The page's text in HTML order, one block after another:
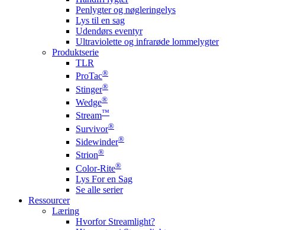
Penlygter og nøgleringelys
Lys til en sag
Udendørs eventyr
Ultraviolette og infrarøde lommelygter
Produktserie
TLR
ProTac®
Stinger®
Wedge®
Stream™
Survivor®
Sidewinder®
Strion®
Color-Rite®
Lys For en Sag
Se alle serier
Ressourcer
Læring
Hvorfor Streamlight?